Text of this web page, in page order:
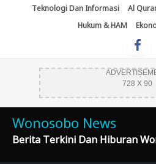
Teknologi Dan Informasi Al
Hukum & HAM
728 X 90
Wonosobo News
Berita Terkini Dan Hiburan